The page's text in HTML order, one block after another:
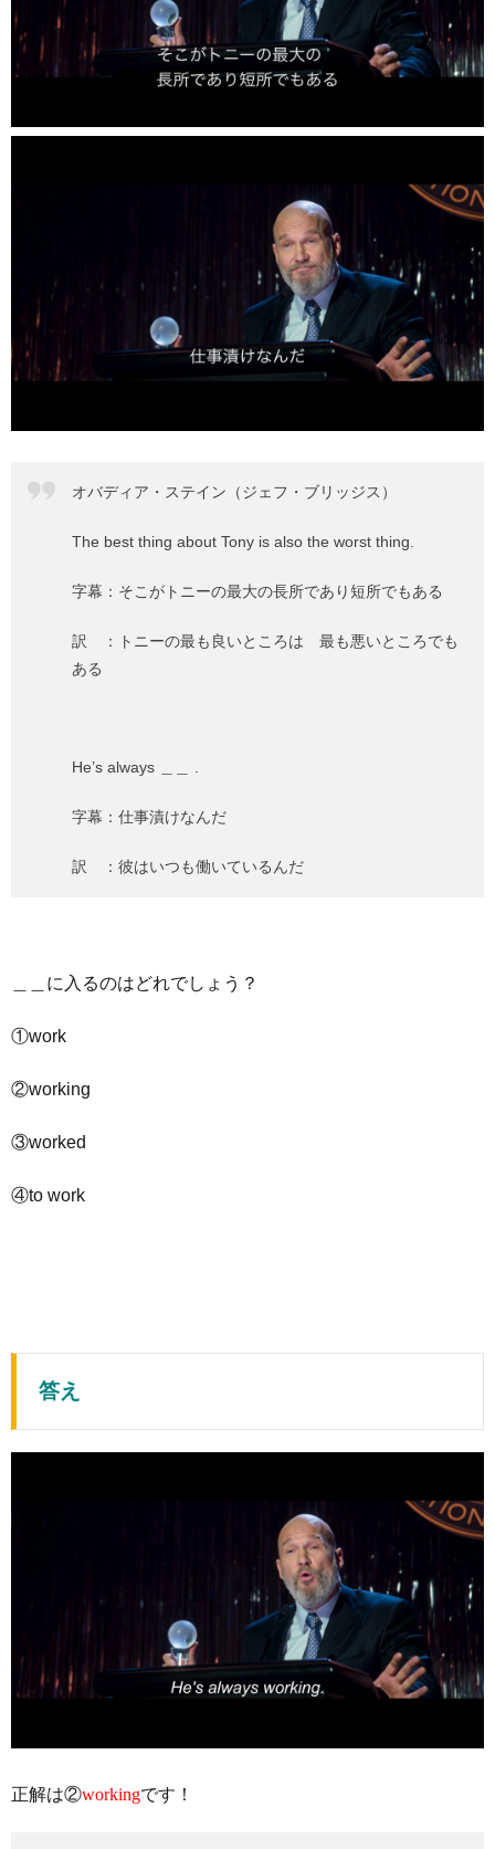
オバディア・ステイン（ジェフ・ブリッジス）
The best thing about Tony is also the worst thing.
字幕：そこがトニーの最大の長所であり短所でもある
訳 ：トニーの最も良いところは 最も悪いところでも
ある
He’s always ＿＿ .
字幕：仕事漬けなんだ
訳 ：彼はいつも働いているんだ
＿＿に入るのはどれでしょう？
①work
②working
③worked
④to work
答え
正解は②workingです！